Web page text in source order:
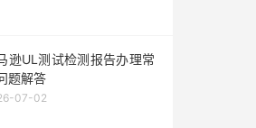
逊UL测试检测报告办理常
题解答
07-02